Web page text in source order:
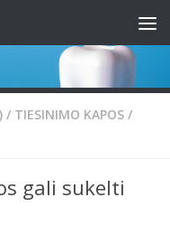
/ TIESINIMO KAPOS /
gali sukelti